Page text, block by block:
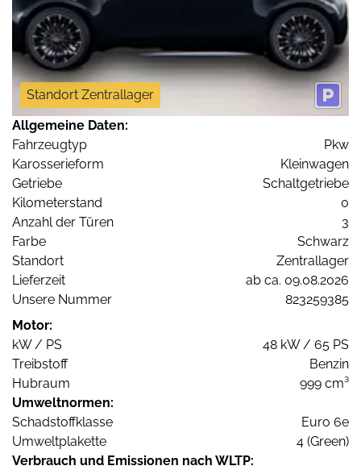
Standort Zentrallager
Allgemeine Daten:
Fahrzeugtyp
Pkw
Karosserieform
Kleinwagen
Getriebe
Schaltgetriebe
Kilometerstand
0
Anzahl der Türen
3
Farbe
Schwarz
Standort
Zentrallager
Lieferzeit
ab ca. 09.08.2026
Unsere Nummer
823259385
Motor:
kW / PS
48 kW / 65 PS
Treibstoff
Benzin
Hubraum
999 cm³
Umweltnormen:
Schadstoffklasse
Euro 6e
Umweltplakette
4 (Green)
Verbrauch und Emissionen nach WLTP: